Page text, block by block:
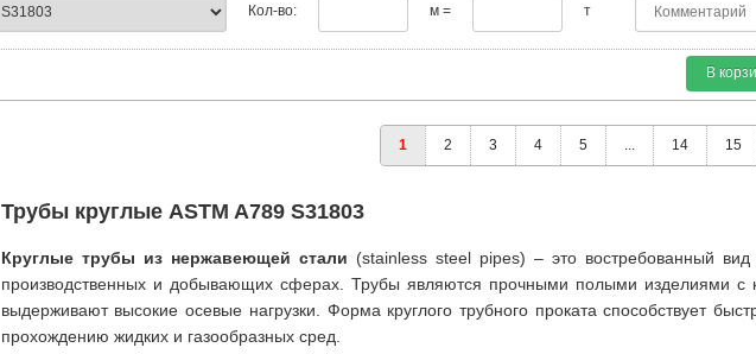
Кол-во: м = т
В
1 2 3 4 5 ... 14 15
Трубы круглые ASTM A789 S31803
Круглые трубы из нержавеющей стали (stainless steel pipes) – это востребованный
производственных и добывающих сферах. Трубы являются прочными полыми изделиями с
выдерживают высокие осевые нагрузки. Форма круглого трубного проката способствует
прохождению жидких и газообразных сред.